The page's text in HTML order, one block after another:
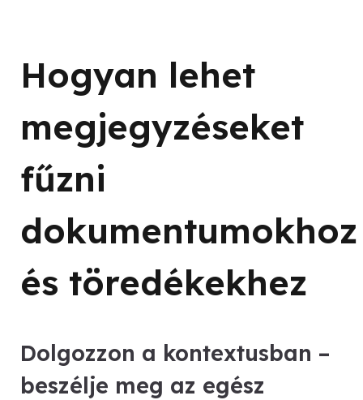
Hogyan lehet
megjegyzéseket
fűzni
dokumentumokhoz
és töredékekhez
Dolgozzon a kontextusban –
beszélje meg az egész